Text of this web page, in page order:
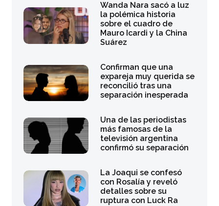
Wanda Nara sacó a luz
la polémica historia
sobre el cuadro de
Mauro Icardi y la China
Suárez
Confirman que una
expareja muy querida se
reconcilió tras una
separación inesperada
Una de las periodistas
más famosas de la
televisión argentina
confirmó su separación
La Joaqui se confesó
con Rosalía y reveló
detalles sobre su
ruptura con Luck Ra